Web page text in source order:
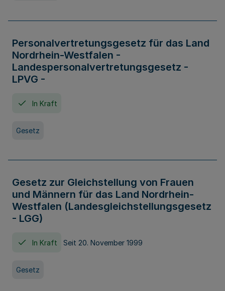
Personalvertretungsgesetz für das Land
Nordrhein-Westfalen -
Landespersonalvertretungsgesetz -
LPVG -
In Kraft
Gesetz
Gesetz zur Gleichstellung von Frauen
und Männern für das Land Nordrhein-
Westfalen (Landesgleichstellungsgesetz
- LGG)
In Kraft Seit 20. November 1999
Gesetz